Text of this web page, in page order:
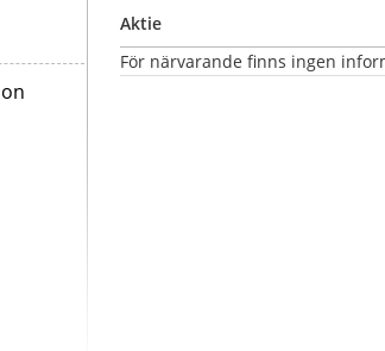
Aktie
För närvarande finns ingen